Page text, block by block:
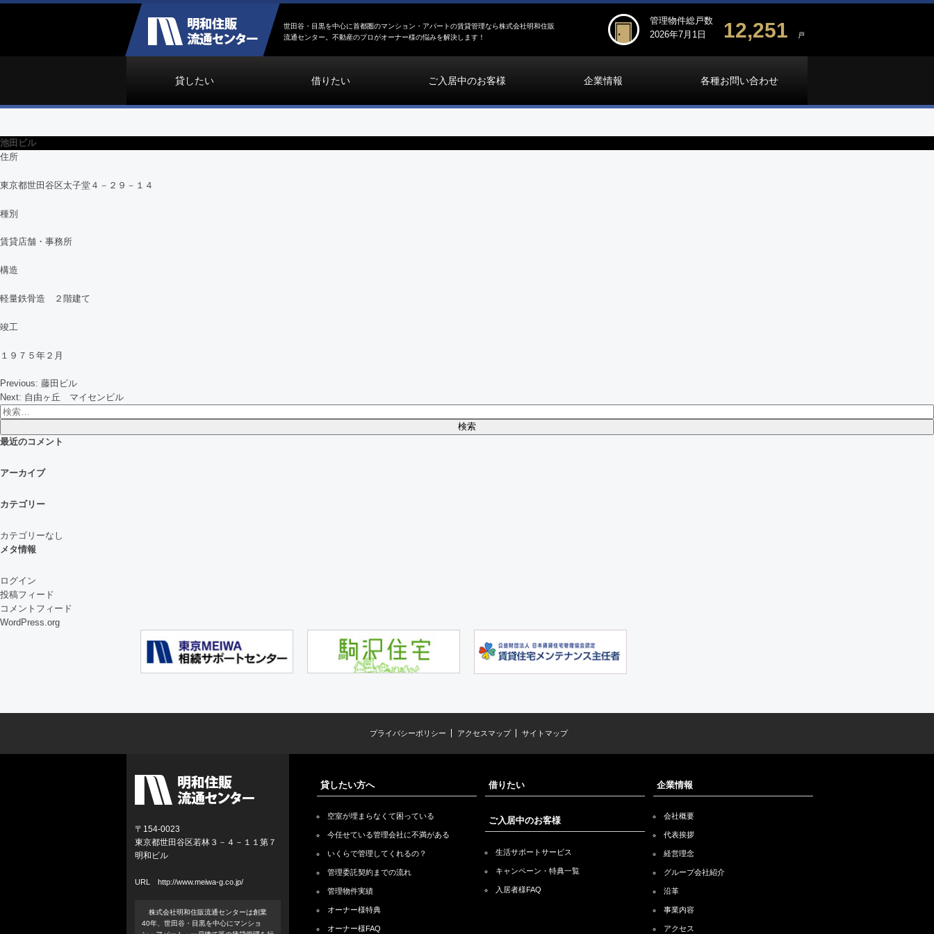
世田谷・目黒を中心に首都圏のマンション・アパートの賃貸管理なら株式会社明和住販
流通センター。不動産のプロがオーナー様の悩みを解決します！
管理物件総戸数
2026年7月1日
12,251 戸
貸したい 借りたい ご入居中のお客様 企業情報 各種お問い合わせ
池田ビル
住所
東京都世田谷区太子堂４－２９－１４
種別
賃貸店舗・事務所
構造
軽量鉄骨造 ２階建て
竣工
１９７５年２月
投
稿
ナ
ビ
ゲ
ョ
Previous: 藤田ビル
Next: 自由ヶ丘 マイセンビル
検
索:
最近のコメント
アーカイブ
カテゴリー
カテゴリーなし
メタ情報
ログイン
投稿フィード
コメントフィード
WordPress.org
プライバシーポリシー アクセスマップ サイトマップ
〒154-0023
東京都世田谷区若林３－４－１１第７
明和ビル
URL http://www.meiwa-g.co.jp/
株式会社明和住販流通センターは創業
40年、世田谷・目黒を中心にマンショ
貸したい方へ
空室が埋まらなくて困っている
今任せている管理会社に不満がある
いくらで管理してくれるの？
管理委託契約までの流れ
管理物件実績
オーナー様特典
オーナー様FAQ
借りたい
ご入居中のお客様
生活サポートサービス
キャンペーン・特典一覧
入居者様FAQ
企業情報
会社概要
代表挨拶
経営理念
グループ会社紹介
沿革
事業内容
アクセス